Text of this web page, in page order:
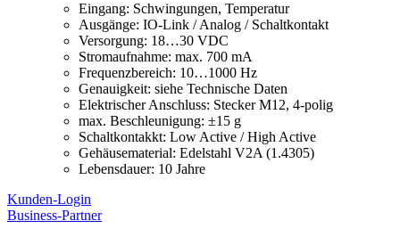
Eingang: Schwingungen, Temperatur
Ausgänge: IO-Link / Analog / Schaltkontakt
Versorgung: 18…30 VDC
Stromaufnahme: max. 700 mA
Frequenzbereich: 10…1000 Hz
Genauigkeit: siehe Technische Daten
Elektrischer Anschluss: Stecker M12, 4-polig
max. Beschleunigung: ±15 g
Schaltkontakkt: Low Active / High Active
Gehäusematerial: Edelstahl V2A (1.4305)
Lebensdauer: 10 Jahre
Kunden-Login
Business-Partner